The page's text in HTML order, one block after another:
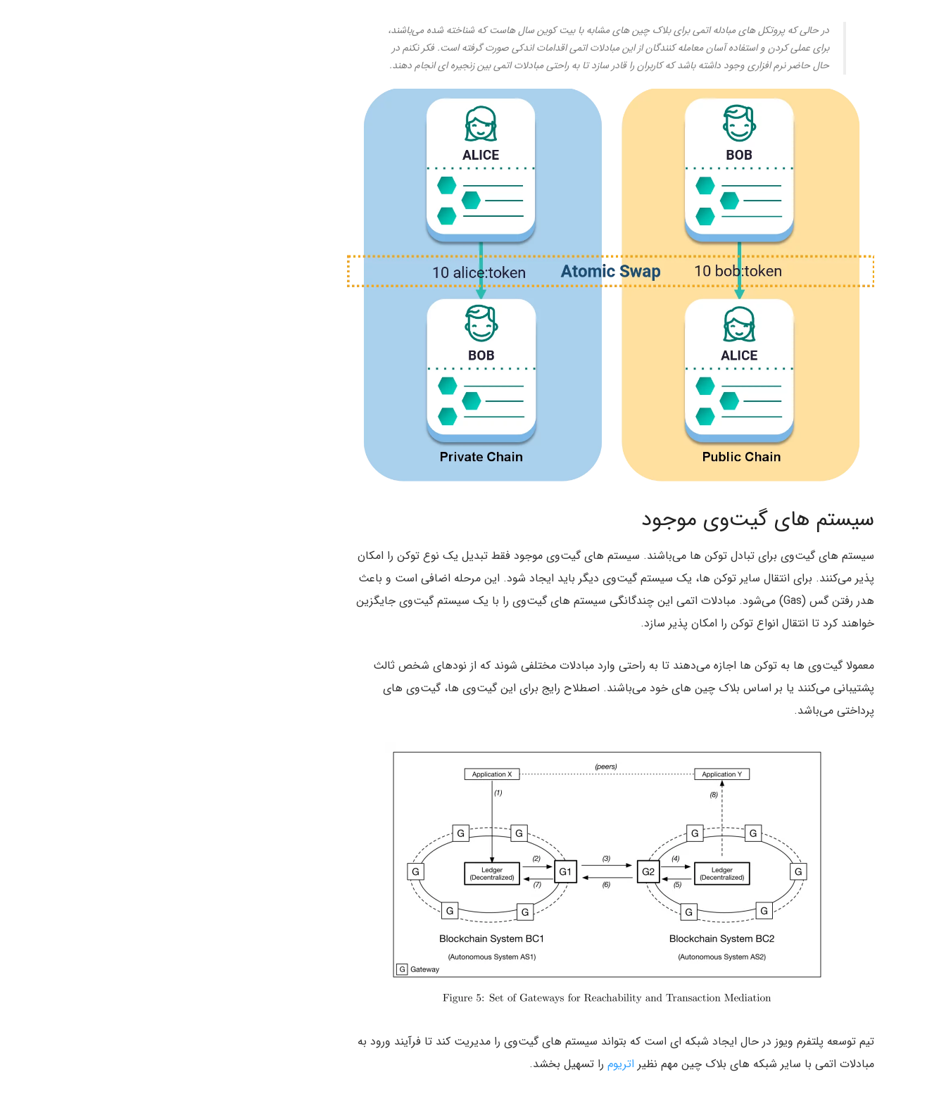
در حالی که پروتکل های مبادله اتمی برای بلاک چین های مشابه با بیت کوین سال هاست که شناخته شده می‌باشند،
برای عملی کردن و استفاده آسان معامله کنندگان از این مبادلات اتمی اقدامات اندکی صورت گرفته است. فکر نکنم در
حال حاضر نرم افزاری وجود داشته باشد که کاربران را قادر سازد تا به راحتی مبادلات اتمی بین زنجیره ای انجام دهند.
سیستم های گیت‌وی موجود
سیستم های گیت‌وی برای تبادل توکن ها می‌باشند. سیستم های گیت‌وی موجود فقط تبدیل یک نوع توکن را امکان
پذیر می‌کنند. برای انتقال سایر توکن ها، یک سیستم گیت‌وی دیگر باید ایجاد شود. این مرحله اضافی است و باعث
هدر رفتن گس (Gas) می‌شود. مبادلات اتمی این چندگانگی سیستم های گیت‌وی را با یک سیستم گیت‌وی جایگزین
خواهند کرد تا انتقال انواع توکن را امکان پذیر سازد.
معمولا گیت‌وی ها به توکن ها اجازه می‌دهند تا به راحتی وارد مبادلات مختلفی شوند که از نودهای شخص ثالث
پشتیبانی می‌کنند یا بر اساس بلاک چین های خود می‌باشند. اصطلاح رایج برای این گیت‌وی ها، گیت‌وی های
پرداختی می‌باشد.
تیم توسعه پلتفرم ویوز در حال ایجاد شبکه ای است که بتواند سیستم های گیت‌وی را مدیریت کند تا فرآیند ورود به
مبادلات اتمی با سایر شبکه های بلاک‌ چین مهم نظیر اتریوم را تسهیل بخشد.